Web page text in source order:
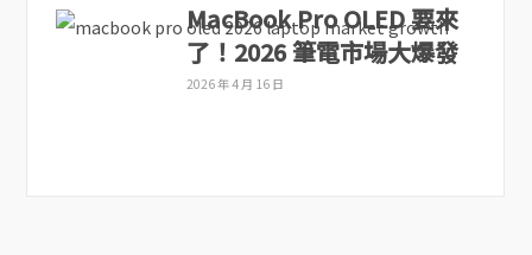
MacBook Pro OLED 要來
了！2026 筆電市場大爆發
2026 年 4 月 16 日